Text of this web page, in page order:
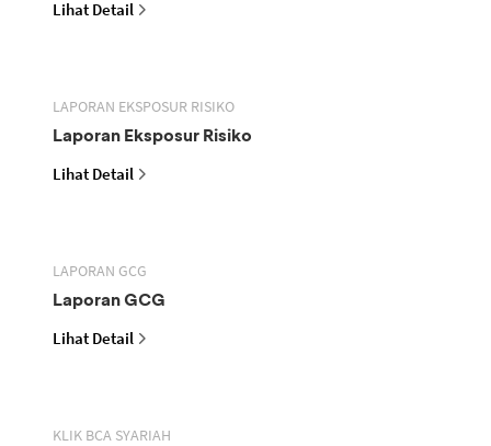
Lihat Detail
LAPORAN EKSPOSUR RISIKO
Laporan Eksposur Risiko
Lihat Detail
LAPORAN GCG
Laporan GCG
Lihat Detail
KLIK BCA SYARIAH